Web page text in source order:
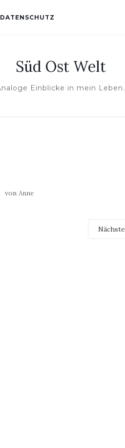
DATENSCHUTZ
Süd Ost Welt
Einblicke in mein Leben.
vonAnne
Nächste